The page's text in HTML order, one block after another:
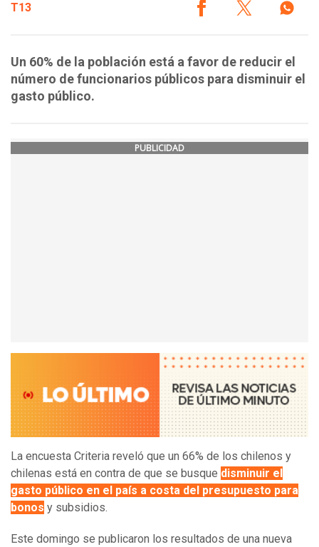
T13
Un 60% de la población está a favor de reducir el
número de funcionarios públicos para disminuir el
gasto público.
PUBLICIDAD
La encuesta Criteria reveló que un 66% de los chilenos y
chilenas está en contra de que se busque disminuir el
gasto público en el país a costa del presupuesto para
bonos y subsidios.
Este domingo se publicaron los resultados de una nueva